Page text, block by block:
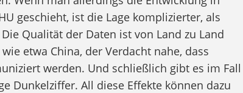
geschieht, ist die Lage komplizierter, als
Qualität der Daten ist von Land zu Land
etwa China, der Verdacht nahe, dass
werden. Und schließlich gibt es im Fall
Dunkelziffer. All diese Effekte können dazu